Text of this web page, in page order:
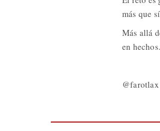
más que
Más allá
en
@farotlax